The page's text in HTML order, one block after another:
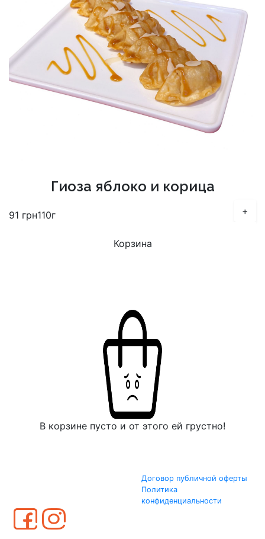
Гиоза яблоко и корица
91 грн110г +
Корзина
В корзине пусто и от этого ей грустно!
Договор публичной оферты
Политика
конфиденциальности